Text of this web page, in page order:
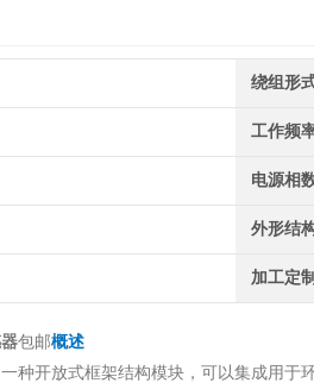
绕组形
工作频
电源相
外形结
加工定制
包邮概述
种开放式框架结构模块，可以集成用